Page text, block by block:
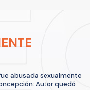
abusada sexualmente
Autor quedó